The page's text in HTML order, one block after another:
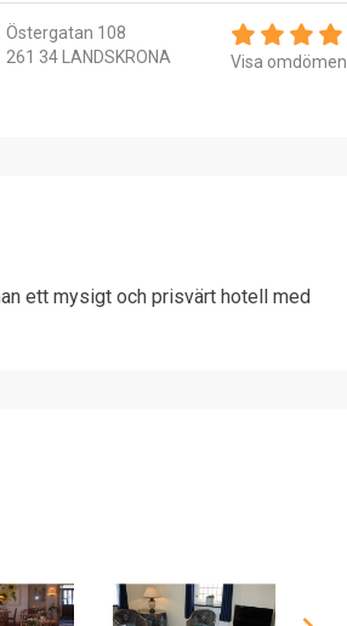
Östergatan 108
261 34 LANDSKRONA
Visa omdömen
ett mysigt och prisvärt hotell med